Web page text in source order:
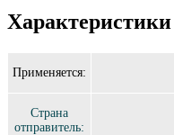
Характеристики
Применяется:
Страна
отправитель: